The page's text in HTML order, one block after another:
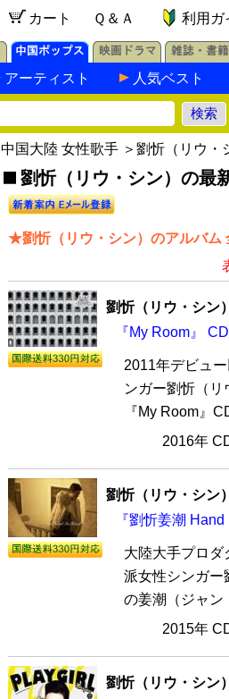
カート Ｑ＆Ａ 利用ガ
アーティスト 人気ベスト
中国大陸 女性歌手 ＞劉忻（リウ・
劉忻（リウ・シン）の最
★劉忻（リウ・シン）のアルバム
劉忻（リウ・シン
『My Room』
2011年デビュ
ンガー劉忻（
『My Room』
2016年
劉忻（リウ・シン
『劉忻姜潮
大陸大手プロ
派女性シンガー
の姜潮（ジャン
2015年
劉忻（リウ・シン